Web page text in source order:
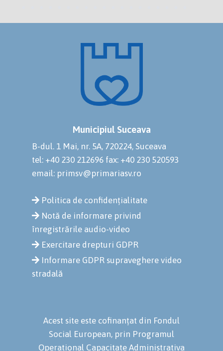
Municipiul Suceava
B-dul. 1 Mai, nr. 5A, 720224, Suceava
tel: +40 230 212696 fax: +40 230 520593
email: primsv@primariasv.ro
Politica de confidențialitate
Notă de informare privind
înregistrările audio-video
Exercitare drepturi GDPR
Informare GDPR supraveghere video
stradală
Acest site este cofinanțat din Fondul
Social European, prin Programul
Operational Capacitate Administrativa